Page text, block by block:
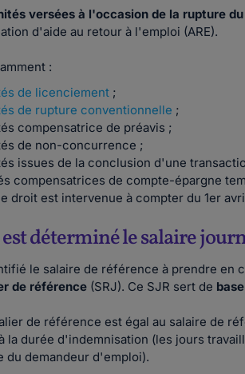
versées à l'occasion de la rupture
d'aide au retour à l'emploi (ARE).
:
de licenciement ;
de rupture conventionnelle ;
compensatrice de préavis ;
de non-concurrence ;
issues de la conclusion d'une
compensatrices de compte-épargne
droit est intervenue à compter du 1er
déterminé le salaire
le salaire de référence à prendre en
de référence (SRJ). Ce SJR sert de
de référence est égal au salaire de
la durée d'indemnisation (les jours
du demandeur d'emploi).